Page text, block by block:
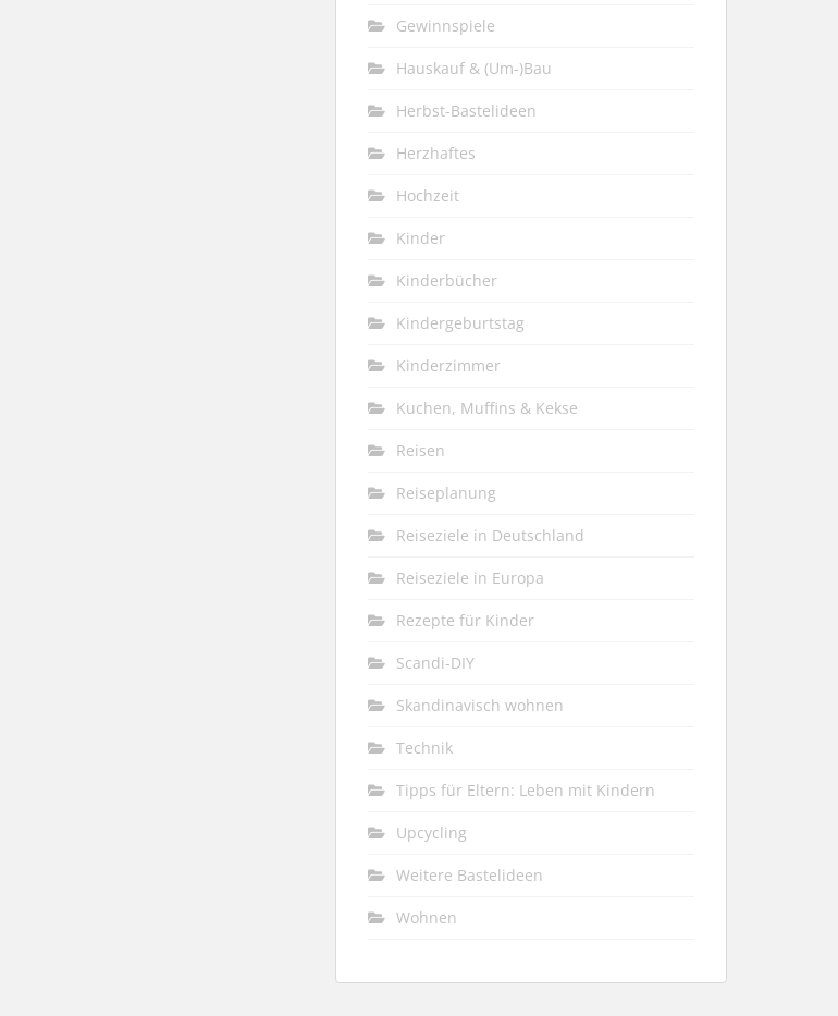
Gewinnspiele
Hauskauf & (Um-)Bau
Herbst-Bastelideen
Herzhaftes
Hochzeit
Kinder
Kinderbücher
Kindergeburtstag
Kinderzimmer
Kuchen, Muffins & Kekse
Reisen
Reiseplanung
Reiseziele in Deutschland
Reiseziele in Europa
Rezepte für Kinder
Scandi-DIY
Skandinavisch wohnen
Technik
Tipps für Eltern: Leben mit Kindern
Upcycling
Weitere Bastelideen
Wohnen